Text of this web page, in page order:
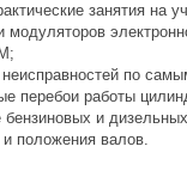
занятия на
модуляторов
по
перебои работы
бензиновых и
положения валов.